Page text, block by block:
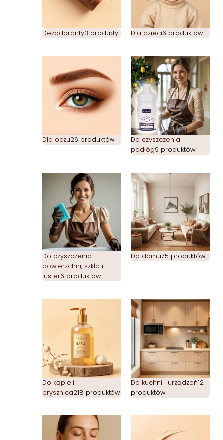
Dezodoranty3 produkty Dla dzieci6 produktów
Dla oczu26 produktów
Do czyszczenia
podłóg9 produktów
Do czyszczenia
powierzchni, szkła i
luster6 produktów
Do domu75 produktów
Do kąpieli i
prysznica218 produktów
Do kuchni i urządzeń12
produktów